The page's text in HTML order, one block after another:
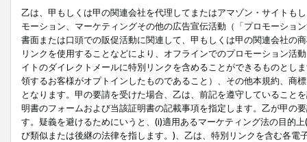
乙は、甲もしくは甲の関連会社を代理してまたはアマゾン・サイトも
モーション、マーケティングその他の広告宣伝活動（「プロモーショ
書面または口頭での販促活動に関連して、甲もしくは甲の関連会社の
リンクを使用することなどにより、オフラインでのプロモーション活
イトのダイレクトメールに特別リンクを含めることができるものとし
領するお客様がオプトインしたものであること）、その他本規約、商
となります。甲の要請を受けた場合、乙は、前記を遵守していること
明書のフォームおよび当該証明書の記載事項を指定します。乙が甲の
す。疑義を避けるためにいうと、(i)適用あるマーケティング法の目的
び類似または後継の法律を指します。)、乙は、特別リンクを含む各